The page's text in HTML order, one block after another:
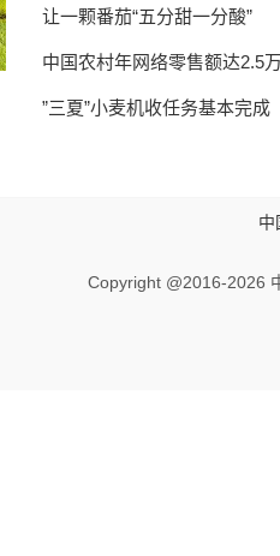
让一颗番茄“五分甜一分酸”
中国农村年网络零售额达2.5
”三夏”小麦机收任务基本完成
中
Copyright @2016-2026